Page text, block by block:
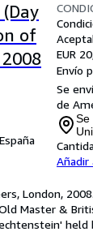
of
EUR
Envío
Se
de
Se
Añadir
London,
Master &
held